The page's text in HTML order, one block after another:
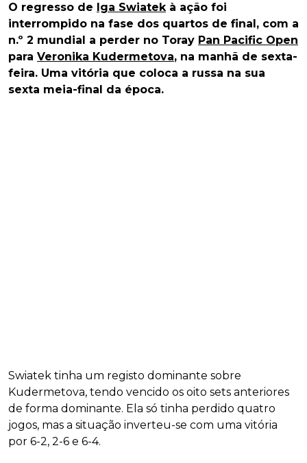
O regresso de Iga Swiatekà ação foi
interrompido na fase dos quartos de final, com a
n.º 2 mundial a perder no Toray Pan Pacific Open
para Veronika Kudermetova, na manhã de sexta-
feira. Uma vitória que coloca a russa na sua
sexta meia-final da época.
Swiatek tinha um registo dominante sobre
Kudermetova, tendo vencido os oito sets anteriores
de forma dominante. Ela só tinha perdido quatro
jogos, mas a situação inverteu-se com uma vitória
por 6-2, 2-6 e 6-4.